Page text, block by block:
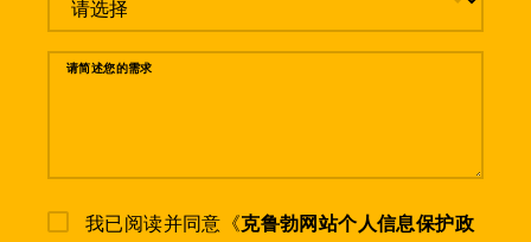
请简述您的需求
我已阅读并同意《克鲁勃网站个人信息保护政